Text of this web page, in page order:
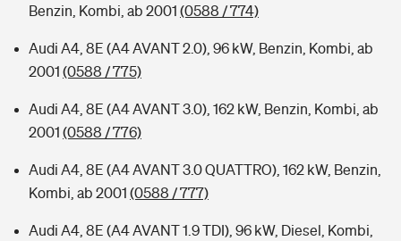
Benzin, Kombi, ab 2001 (0588 / 774)
Audi A4, 8E (A4 AVANT 2.0), 96 kW, Benzin, Kombi, ab
2001 (0588 / 775)
Audi A4, 8E (A4 AVANT 3.0), 162 kW, Benzin, Kombi, ab
2001 (0588 / 776)
Audi A4, 8E (A4 AVANT 3.0 QUATTRO), 162 kW, Benzin,
Kombi, ab 2001 (0588 / 777)
Audi A4, 8E (A4 AVANT 1.9 TDI), 96 kW, Diesel, Kombi,